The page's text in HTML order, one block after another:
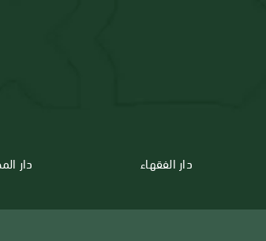
دار الفقهاء دار